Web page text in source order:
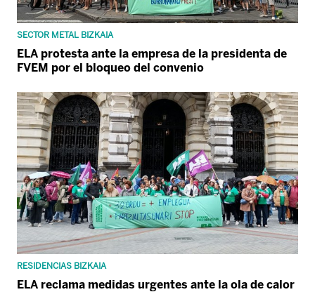
SECTOR METAL BIZKAIA
ELA protesta ante la empresa de la presidenta de
FVEM por el bloqueo del convenio
RESIDENCIAS BIZKAIA
ELA reclama medidas urgentes ante la ola de calor